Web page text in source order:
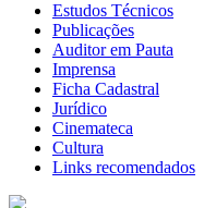
Estudos Técnicos
Publicações
Auditor em Pauta
Imprensa
Ficha Cadastral
Jurídico
Cinemateca
Cultura
Links recomendados